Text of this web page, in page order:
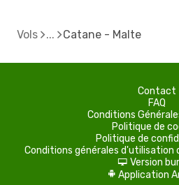
Vols Catane - Malte
Contact
FAQ
Conditions
Politique de
Politique de
Conditions générales d'utilisation
d Version
A Application